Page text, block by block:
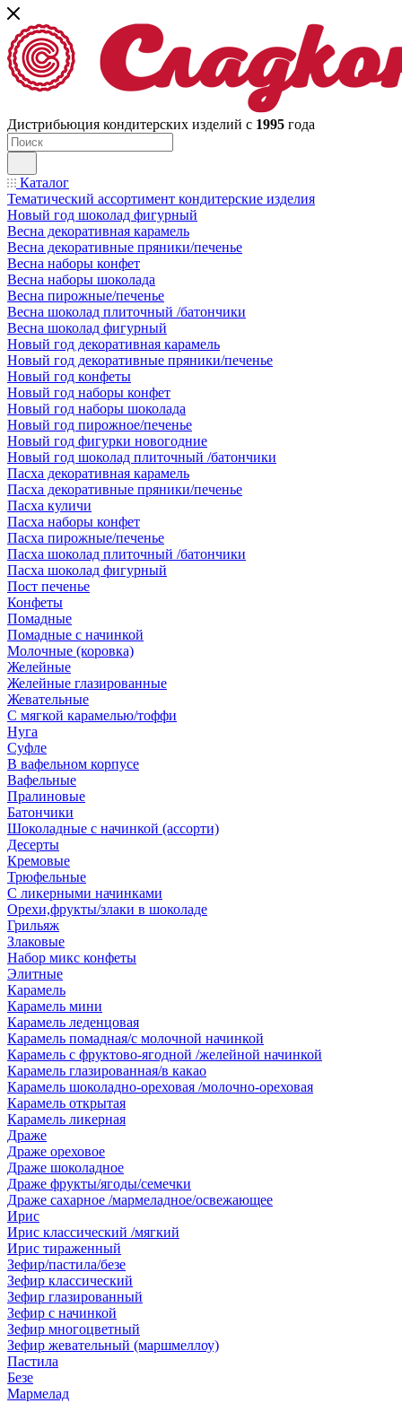
Дистрибьюция кондитерских изделий с 1995 года
Каталог
Тематический ассортимент кондитерские изделия
Новый год шоколад фигурный
Весна декоративная карамель
Весна декоративные пряники/печенье
Весна наборы конфет
Весна наборы шоколада
Весна пирожные/печенье
Весна шоколад плиточный /батончики
Весна шоколад фигурный
Новый год декоративная карамель
Новый год декоративные пряники/печенье
Новый год конфеты
Новый год наборы конфет
Новый год наборы шоколада
Новый год пирожное/печенье
Новый год фигурки новогодние
Новый год шоколад плиточный /батончики
Пасха декоративная карамель
Пасха декоративные пряники/печенье
Пасха куличи
Пасха наборы конфет
Пасха пирожные/печенье
Пасха шоколад плиточный /батончики
Пасха шоколад фигурный
Пост печенье
Конфеты
Помадные
Помадные с начинкой
Молочные (коровка)
Желейные
Желейные глазированные
Жевательные
С мягкой карамелью/тоффи
Нуга
Суфле
В вафельном корпусе
Вафельные
Пралиновые
Батончики
Шоколадные с начинкой (ассорти)
Десерты
Кремовые
Трюфельные
С ликерными начинками
Орехи,фрукты/злаки в шоколаде
Грильяж
Злаковые
Набор микс конфеты
Элитные
Карамель
Карамель мини
Карамель леденцовая
Карамель помадная/с молочной начинкой
Карамель с фруктово-ягодной /желейной начинкой
Карамель глазированная/в какао
Карамель шоколадно-ореховая /молочно-ореховая
Карамель открытая
Карамель ликерная
Драже
Драже ореховое
Драже шоколадное
Драже фрукты/ягоды/семечки
Драже сахарное /мармеладное/освежающее
Ирис
Ирис классический /мягкий
Ирис тираженный
Зефир/пастила/безе
Зефир классический
Зефир глазированный
Зефир с начинкой
Зефир многоцветный
Зефир жевательный (маршмеллоу)
Пастила
Безе
Мармелад